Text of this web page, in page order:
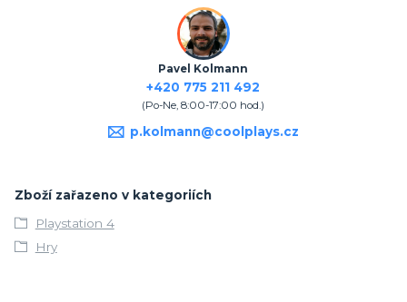
Pavel Kolmann
+420 775 211 492
(Po-Ne, 8:00-17:00 hod.)
p.kolmann@coolplays.cz
Zboží zařazeno v kategoriích
Playstation 4
Hry